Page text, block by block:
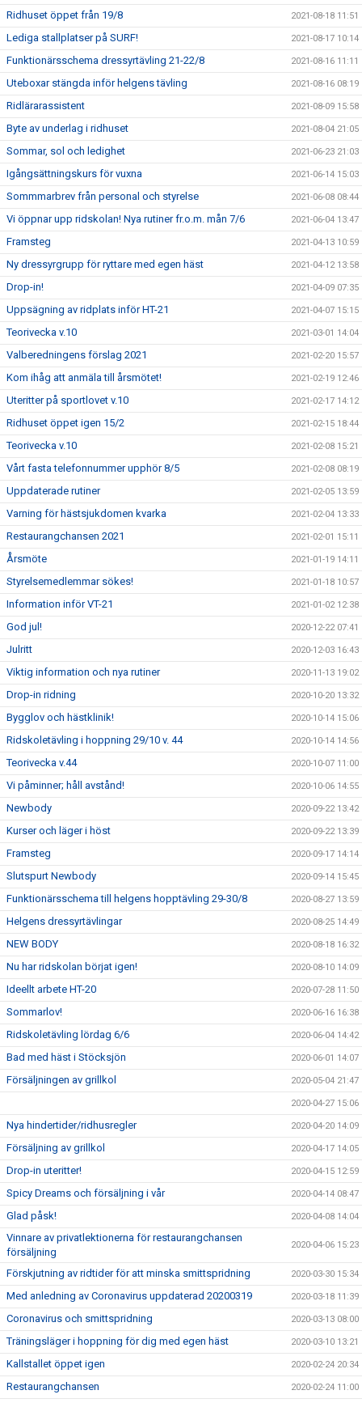
Ridhuset öppet från 19/8 2021-08-18 11:51
Lediga stallplatser på SURF! 2021-08-17 10:14
Funktionärsschema dressyrtävling 21-22/8 2021-08-16 11:11
Uteboxar stängda inför helgens tävling 2021-08-16 08:19
Ridlärarassistent 2021-08-09 15:58
Byte av underlag i ridhuset 2021-08-04 21:05
Sommar, sol och ledighet 2021-06-23 21:03
Igångsättningskurs för vuxna 2021-06-14 15:03
Sommmarbrev från personal och styrelse 2021-06-08 08:44
Vi öppnar upp ridskolan! Nya rutiner fr.o.m. mån 7/6 2021-06-04 13:47
Framsteg 2021-04-13 10:59
Ny dressyrgrupp för ryttare med egen häst 2021-04-12 13:58
Drop-in! 2021-04-09 07:35
Uppsägning av ridplats inför HT-21 2021-04-07 15:15
Teorivecka v.10 2021-03-01 14:04
Valberedningens förslag 2021 2021-02-20 15:57
Kom ihåg att anmäla till årsmötet! 2021-02-19 12:46
Uteritter på sportlovet v.10 2021-02-17 14:12
Ridhuset öppet igen 15/2 2021-02-15 18:44
Teorivecka v.10 2021-02-08 15:21
Vårt fasta telefonnummer upphör 8/5 2021-02-08 08:19
Uppdaterade rutiner 2021-02-05 13:59
Varning för hästsjukdomen kvarka 2021-02-04 13:33
Restaurangchansen 2021 2021-02-01 15:11
Årsmöte 2021-01-19 14:11
Styrelsemedlemmar sökes! 2021-01-18 10:57
Information inför VT-21 2021-01-02 12:38
God jul! 2020-12-22 07:41
Julritt 2020-12-03 16:43
Viktig information och nya rutiner 2020-11-13 19:02
Drop-in ridning 2020-10-20 13:32
Bygglov och hästklinik! 2020-10-14 15:06
Ridskoletävling i hoppning 29/10 v. 44 2020-10-14 14:56
Teorivecka v.44 2020-10-07 11:00
Vi påminner; håll avstånd! 2020-10-06 14:55
Newbody 2020-09-22 13:42
Kurser och läger i höst 2020-09-22 13:39
Framsteg 2020-09-17 14:14
Slutspurt Newbody 2020-09-14 15:45
Funktionärsschema till helgens hopptävling 29-30/8 2020-08-27 13:59
Helgens dressyrtävlingar 2020-08-25 14:49
NEW BODY 2020-08-18 16:32
Nu har ridskolan börjat igen! 2020-08-10 14:09
Ideellt arbete HT-20 2020-07-28 11:50
Sommarlov! 2020-06-16 16:38
Ridskoletävling lördag 6/6 2020-06-04 14:42
Bad med häst i Stöcksjön 2020-06-01 14:07
Försäljningen av grillkol 2020-05-04 21:47
2020-04-27 15:06
Nya hindertider/ridhusregler 2020-04-20 14:09
Försäljning av grillkol 2020-04-17 14:05
Drop-in uteritter! 2020-04-15 12:59
Spicy Dreams och försäljning i vår 2020-04-14 08:47
Glad påsk! 2020-04-08 14:04
Vinnare av privatlektionerna för restaurangchansen
försäljning
2020-04-06 15:23
Förskjutning av ridtider för att minska smittspridning 2020-03-30 15:34
Med anledning av Coronavirus uppdaterad 20200319 2020-03-18 11:39
Coronavirus och smittspridning 2020-03-13 08:00
Träningsläger i hoppning för dig med egen häst 2020-03-10 13:21
Kallstallet öppet igen 2020-02-24 20:34
Restaurangchansen 2020-02-24 11:00